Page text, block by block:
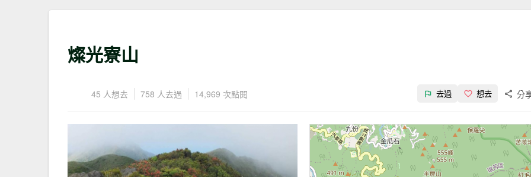
燦光寮山
45 人想去 758 人去過 14,969 次點閱 去過 想去 分